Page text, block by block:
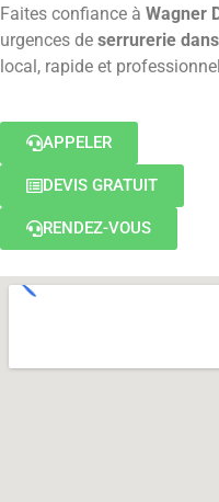
Faites confiance à Wagner
urgences de serrurerie
local, rapide et
APPELER
DEVIS GRATUIT
RENDEZ-VOUS